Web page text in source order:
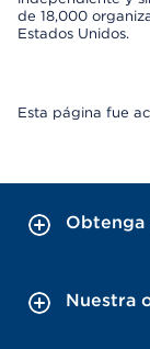
de 18,000
Estados Unidos.
Esta página fue
Obtenga
Nuestra